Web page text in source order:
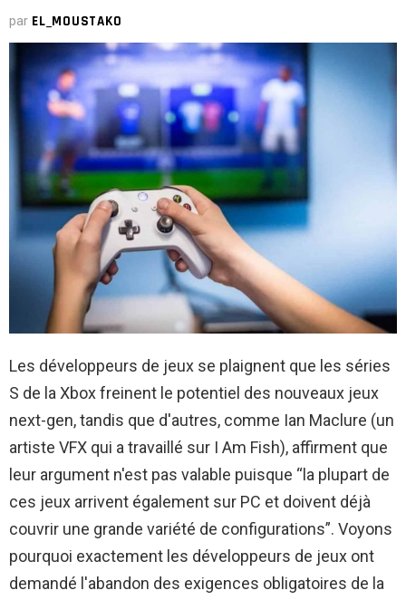
par EL_MOUSTAKO
Les développeurs de jeux se plaignent que les séries
S de la Xbox freinent le potentiel des nouveaux jeux
next-gen, tandis que d'autres, comme Ian Maclure (un
artiste VFX qui a travaillé sur I Am Fish), affirment que
leur argument n'est pas valable puisque “la plupart de
ces jeux arrivent également sur PC et doivent déjà
couvrir une grande variété de configurations”. Voyons
pourquoi exactement les développeurs de jeux ont
demandé l'abandon des exigences obligatoires de la